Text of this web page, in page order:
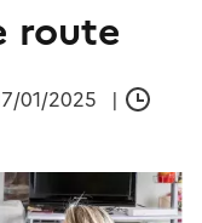
route
01/2025
|